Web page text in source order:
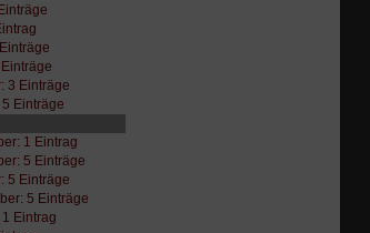
3 Einträge
Einträge
1 Eintrag
5 Einträge
5 Einträge
5 Einträge
Eintrag